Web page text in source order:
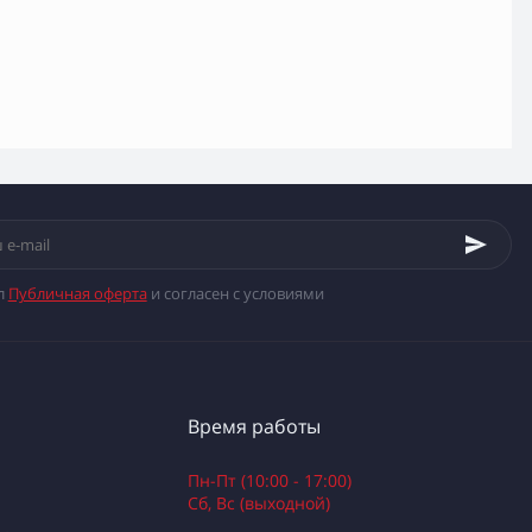
Публичная офертаи согласен с условиями
Время работы
Пн-Пт (10:00 - 17:00)
Сб, Вс (выходной)